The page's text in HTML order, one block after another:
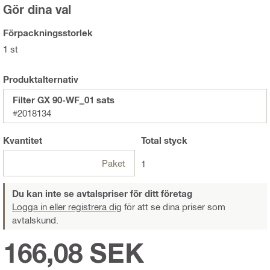
Gör dina val
Förpackningsstorlek
1 st
Produktalternativ
Filter GX 90-WF_01 sats
#2018134
Kvantitet
Paket
Total styck
1
Du kan inte se avtalspriser för ditt företag
Logga in eller registrera dig för att se dina priser som
avtalskund.
166,08 SEK